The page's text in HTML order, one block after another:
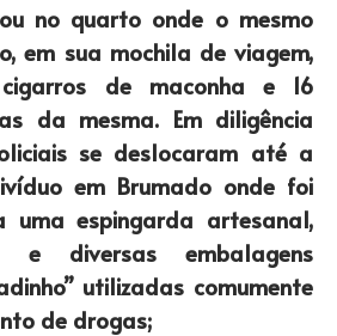
no quarto onde o mesmo
em sua mochila de viagem,
de maconha e 16
da mesma. Em diligência
se deslocaram até a
em Brumado onde foi
uma espingarda artesanal,
e diversas embalagens
utilizadas comumente
de drogas;